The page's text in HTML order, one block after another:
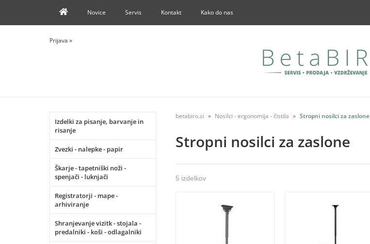
Novice Servis Kontakt Kako do nas
Prijava »
Izdelki za pisanje, barvanje in
risanje
Zvezki - nalepke - papir
Škarje - tapetniški noži -
spenjači - luknjači
Registratorji - mape -
arhiviranje
Shranjevanje vizitk - stojala -
predalniki - koši - odlagalniki
betabiro.si Nosilci - ergonomija - čistila Stropni nosilci za zaslone
Stropni nosilci za zaslone
5 izdelkov